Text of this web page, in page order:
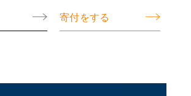
寄付をする